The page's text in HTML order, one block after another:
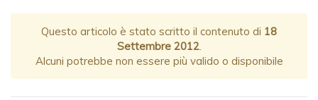
Questo articolo è stato scritto il contenuto di 18
Settembre 2012.
Alcuni potrebbe non essere più valido o disponibile